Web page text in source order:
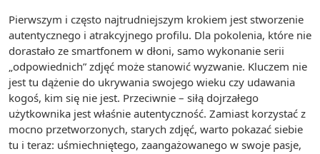
Pierwszym i często najtrudniejszym krokiem jest stworzenie
autentycznego i atrakcyjnego profilu. Dla pokolenia, które nie
dorastało ze smartfonem w dłoni, samo wykonanie serii
„odpowiednich” zdjęć może stanowić wyzwanie. Kluczem nie
jest tu dążenie do ukrywania swojego wieku czy udawania
kogoś, kim się nie jest. Przeciwnie – siłą dojrzałego
użytkownika jest właśnie autentyczność. Zamiast korzystać z
mocno przetworzonych, starych zdjęć, warto pokazać siebie
tu i teraz: uśmiechniętego, zaangażowanego w swoje pasje,